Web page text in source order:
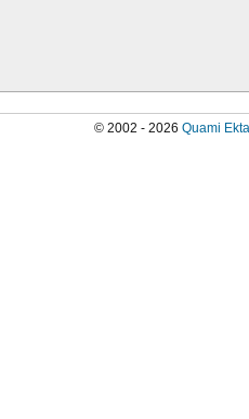
© 2002 - 2026 Quami